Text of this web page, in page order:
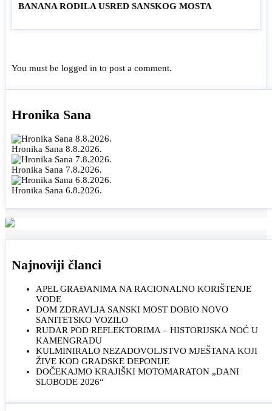
BANANA RODILA USRED SANSKOG MOSTA
You must be logged in to post a comment.
Hronika Sana
Hronika Sana 8.8.2026.
Hronika Sana 7.8.2026.
Hronika Sana 6.8.2026.
Najnoviji članci
APEL GRAĐANIMA NA RACIONALNO KORIŠTENJE
VODE
DOM ZDRAVLJA SANSKI MOST DOBIO NOVO
SANITETSKO VOZILO
RUDAR POD REFLEKTORIMA – HISTORIJSKA NOĆ U
KAMENGRADU
KULMINIRALO NEZADOVOLJSTVO MJEŠTANA KOJI
ŽIVE KOD GRADSKE DEPONIJE
DOČEKAJMO KRAJIŠKI MOTOMARATON „DANI
SLOBODE 2026“